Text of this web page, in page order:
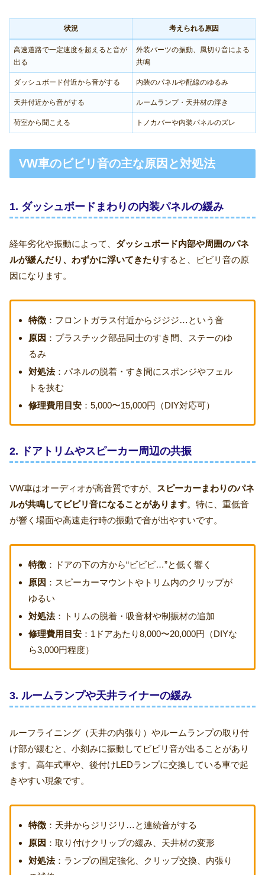
状況 考えられる原因
高速道路で一定速度を超えると音が
出る
外装パーツの振動、風切り音による
共鳴
ダッシュボード付近から音がする 内装のパネルや配線のゆるみ
天井付近から音がする ルームランプ・天井材の浮き
荷室から聞こえる トノカバーや内装パネルのズレ
VW車のビビリ音の主な原因と対処法
1. ダッシュボードまわりの内装パネルの緩み
経年劣化や振動によって、 ダッシュボード内部や周囲のパネ
ルが緩んだり、わずかに浮いてきたりすると、ビビリ音の原
因になります。
特徴 ：フロントガラス付近からジジジ…という音
原因 ：プラスチック部品同士のすき間、ステーのゆ
るみ
対処法：パネルの脱着・すき間にスポンジやフェル
トを挟む
修理費用目安 ：5,000〜15,000円（DIY対応可）
2. ドアトリムやスピーカー周辺の共振
VW車はオーディオが高音質ですが、
スピーカーまわりのパネ
ルが共鳴してビビリ音になることがあります。特に、重低音
が響く場面や高速走行時の振動で音が出やすいです。
特徴 ：ドアの下の方から“ビビビ…”と低く響く
原因 ：スピーカーマウントやトリム内のクリップが
ゆるい
対処法：トリムの脱着・吸音材や制振材の追加
修理費用目安 ：1ドアあたり8,000〜20,000円（DIYな
ら3,000円程度）
3. ルームランプや天井ライナーの緩み
ルーフライニング（天井の内張り）やルームランプの取り付
け部が緩むと、小刻みに振動してビビリ音が出ることがあり
ます。高年式車や、後付けLEDランプに交換している車で起
きやすい現象です。
特徴 ：天井からジリジリ…と連続音がする
原因 ：取り付けクリップの緩み、天井材の変形
対処法：ランプの固定強化、クリップ交換、内張り